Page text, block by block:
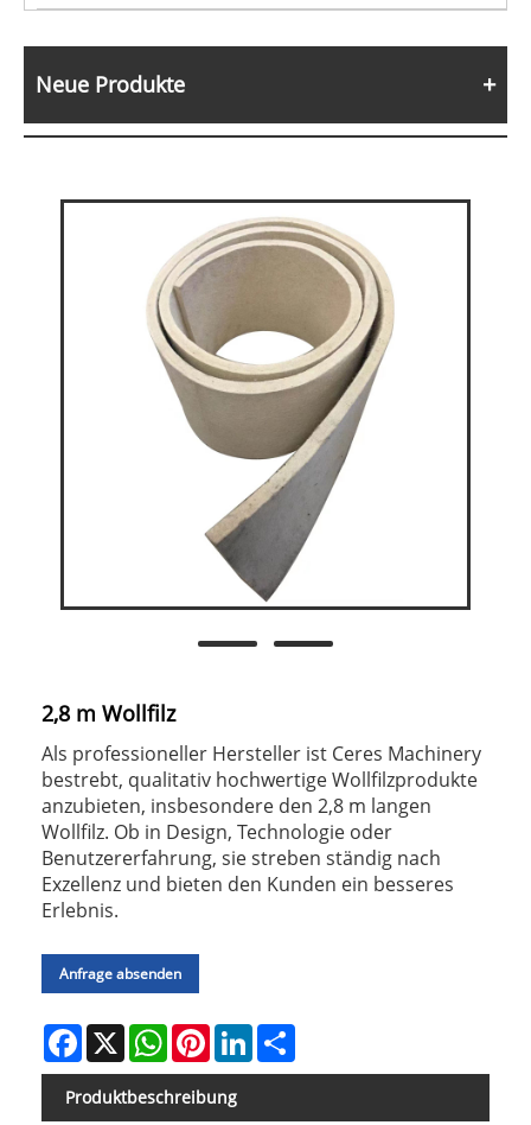
Neue Produkte
2,8 m Wollfilz
Als professioneller Hersteller ist Ceres Machinery
bestrebt, qualitativ hochwertige Wollfilzprodukte
anzubieten, insbesondere den 2,8 m langen
Wollfilz. Ob in Design, Technologie oder
Benutzererfahrung, sie streben ständig nach
Exzellenz und bieten den Kunden ein besseres
Erlebnis.
Anfrage absenden
Facebook
X WhatsAppPinterestLinkedIn
Produktbeschreibung